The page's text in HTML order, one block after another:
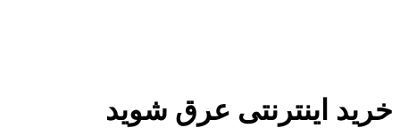
خرید اینترنتی عرق شوید